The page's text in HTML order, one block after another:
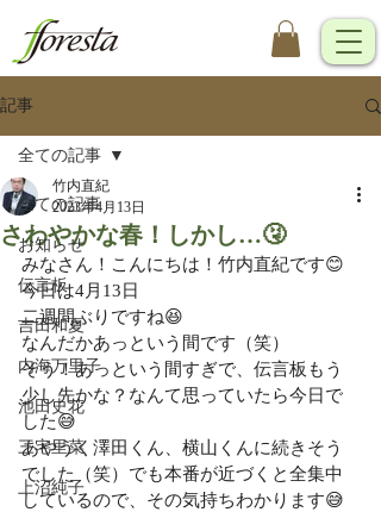
記事
全ての記事
お知らせ
伝言板
吉田和夏
内海万里子
池田史花
三宅里菜
上沼純子
全ての記事
さわやかな春！しかし…🤧
竹内直紀
2023年4月13日
みなさん！こんにちは！竹内直紀です😊
今日は4月13日
二週間ぶりですね😆
なんだかあっという間です（笑）
そう！あっという間すぎで、伝言板もう
少し先かな？なんて思っていたら今日で
した😅
あやうく澤田くん、横山くんに続きそう
でした（笑）でも本番が近づくと全集中
しているので、その気持ちわかります😅